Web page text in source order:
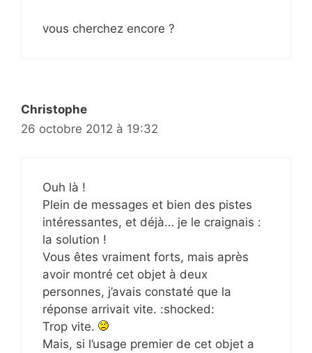
vous cherchez encore ?
Christophe
26 octobre 2012 à 19:32
Ouh là !
Plein de messages et bien des pistes
intéressantes, et déjà… je le craignais :
la solution !
Vous êtes vraiment forts, mais après
avoir montré cet objet à deux
personnes, j’avais constaté que la
réponse arrivait vite. :shocked:
Trop vite.
Mais, si l’usage premier de cet objet a